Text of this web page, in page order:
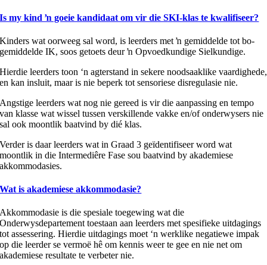
Is my kind ŉ goeie kandidaat om vir die SKI-klas te kwalifiseer?
Kinders wat oorweeg sal word, is leerders met ŉ gemiddelde tot bo-
gemiddelde IK, soos getoets deur ŉ Opvoedkundige Sielkundige.
Hierdie leerders toon ‘n agterstand in sekere noodsaaklike vaardighede,
en kan insluit, maar is nie beperk tot sensoriese disregulasie nie.
Angstige leerders wat nog nie gereed is vir die aanpassing en tempo
van klasse wat wissel tussen verskillende vakke en/of onderwysers nie
sal ook moontlik baatvind by dié klas.
Verder is daar leerders wat in Graad 3 geïdentifiseer word wat
moontlik in die Intermediêre Fase sou baatvind by akademiese
akkommodasies.
Wat is akademiese akkommodasie?
Akkommodasie is die spesiale toegewing wat die
Onderwysdepartement toestaan aan leerders met spesifieke uitdagings
tot assessering. Hierdie uitdagings moet ‘n werklike negatiewe impak
op die leerder se vermoë hê om kennis weer te gee en nie net om
akademiese resultate te verbeter nie.